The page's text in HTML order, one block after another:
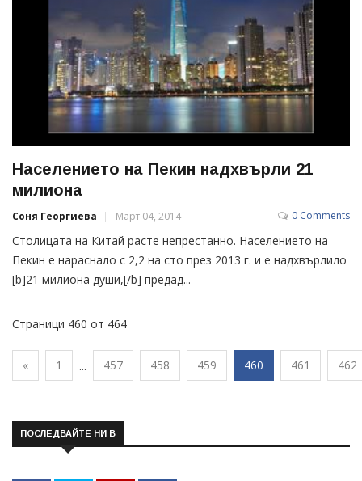
Населението на Пекин надхвърли 21
милиона
Соня Георгиева Март 04, 2014 0 Comments
Столицата на Китай расте непрестанно. Населението на
Пекин е нараснало с 2,2 на сто през 2013 г. и е надхвърлило
[b]21 милиона души,[/b] предад...
Страници 460 от 464
« 1 ... 457 458 459 460 461 462
ПОСЛЕДВАЙТЕ НИ В